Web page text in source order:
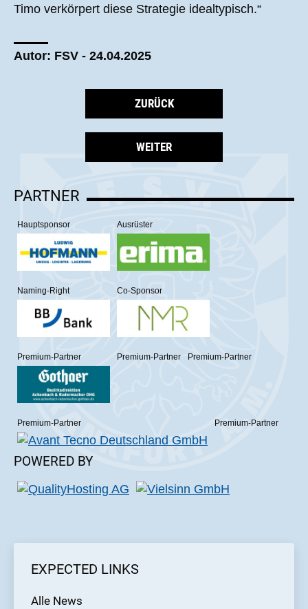
Timo verkörpert diese Strategie idealtypisch.“
Autor: FSV - 24.04.2025
ZURÜCK
WEITER
PARTNER
Hauptsponsor Ausrüster
Naming-Right Co-Sponsor
Premium-Partner Premium-Partner Premium-Partner
Premium-Partner Premium-Partner
POWERED BY
EXPECTED LINKS
Alle News